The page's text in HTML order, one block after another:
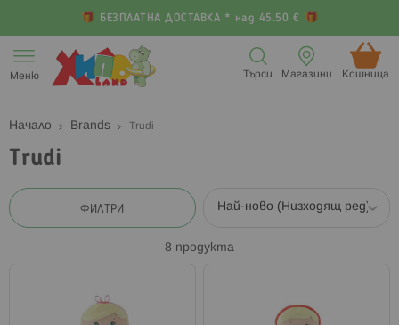
БЕЗПЛАТНА ДОСТАВКА * над 45.50 €
към
съдържанието
Меню Кошница (
Магазини
Търси
Начало Brands Trudi
Trudi
ФИЛТРИ
8 продукта